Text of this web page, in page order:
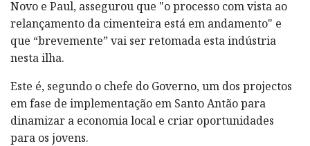
Novo e Paul, assegurou que "o processo com vista ao
relançamento da cimenteira está em andamento" e
que “brevemente” vai ser retomada esta indústria
nesta ilha.
Este é, segundo o chefe do Governo, um dos projectos
em fase de implementação em Santo Antão para
dinamizar a economia local e criar oportunidades
para os jovens.